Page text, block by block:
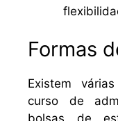
Formas
Existem
curso de